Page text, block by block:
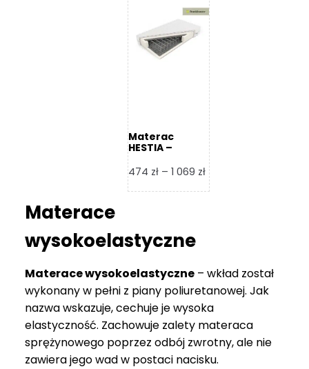
do
2
352 zł
Materac
HESTIA –
474 zł – 1 069 złZakres
cen:
069 zł
Materace
wysokoelastyczne
Materace wysokoelastyczne – wkład został
wykonany w pełni z piany poliuretanowej. Jak
nazwa wskazuje, cechuje je wysoka
elastyczność. Zachowuje zalety materaca
sprężynowego poprzez odbój zwrotny, ale nie
zawiera jego wad w postaci nacisku.